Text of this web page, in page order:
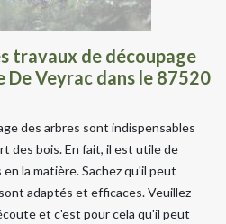
travaux de découpage
De Veyrac dans le 87520
des arbres sont indispensables
des bois. En fait, il est utile de
la matière. Sachez qu'il peut
adaptés et efficaces. Veuillez
et c'est pour cela qu'il peut